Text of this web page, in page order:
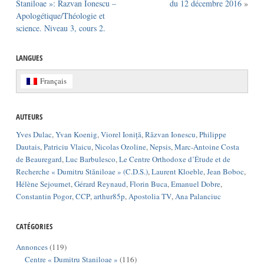
Staniloae »: Razvan Ionescu –
Apologétique/Théologie et
science. Niveau 3, cours 2.
du 12 décembre 2016 »
LANGUES
Français
AUTEURS
Yves Dulac,Yvan Koenig,Viorel Ioniță,Răzvan Ionescu,Philippe
Dautais,Patriciu Vlaicu,Nicolas Ozoline,Nepsis,Marc-Antoine Costa
de Beauregard,Luc Barbulesco,Le Centre Orthodoxe d’Étude et de
Recherche « Dumitru Stăniloae » (C.D.S.),Laurent Kloeble,Jean Boboc,
Hélène Sejournet,Gérard Reynaud,Florin Buca,Emanuel Dobre,
Constantin Pogor,CCP,arthur85p,Apostolia TV,Ana Palanciuc
CATÉGORIES
Annonces(119)
Centre « Dumitru Staniloae » (116)